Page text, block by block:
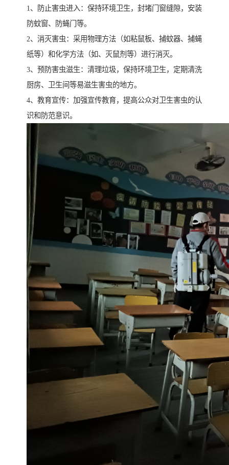
1、防止害虫进入：保持环境卫生，封堵门窗缝隙，安装
防蚊窗、防蝇门等。
2、消灭害虫：采用物理方法（如粘鼠板、捕蚊器、捕蝇
纸等）和化学方法（如、灭鼠剂等）进行消灭。
3、预防害虫滋生：清理垃圾，保持环境卫生，定期清洗
厨房、卫生间等易滋生害虫的地方。
4、教育宣传：加强宣传教育，提高公众对卫生害虫的认
识和防范意识。